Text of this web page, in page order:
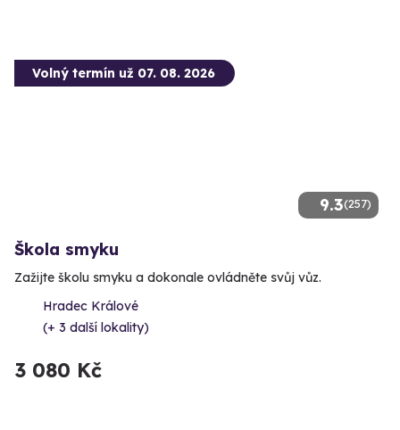
9.3(257)
Volný termín už 07. 08. 2026
Škola smyku
Zažijte školu smyku a dokonale ovládněte svůj vůz.
Hradec Králové
(+ 3 další lokality)
3 080 Kč